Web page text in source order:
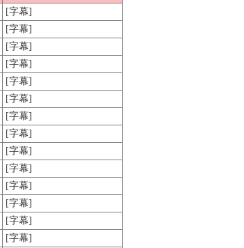
[字幕]
[字幕]
[字幕]
[字幕]
[字幕]
[字幕]
[字幕]
[字幕]
[字幕]
[字幕]
[字幕]
[字幕]
[字幕]
[字幕]